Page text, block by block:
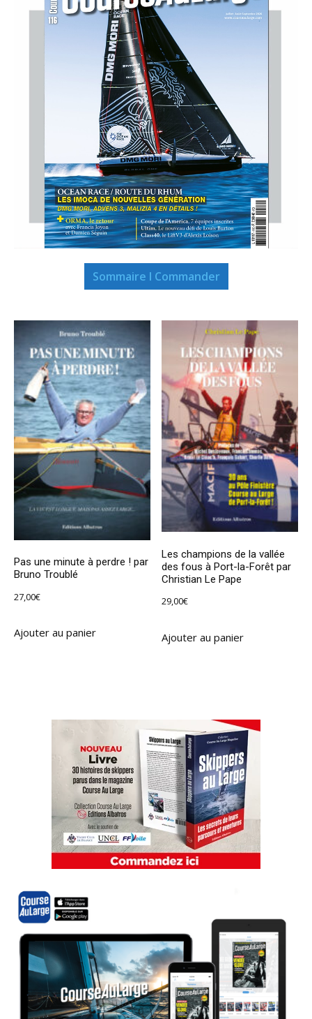
Sommaire I Commander
Pas une minute à perdre ! par
Bruno Troublé
27,00€
Ajouter au panier
Les champions de la vallée
des fous à Port-la-Forêt par
Christian Le Pape
29,00€
Ajouter au panier